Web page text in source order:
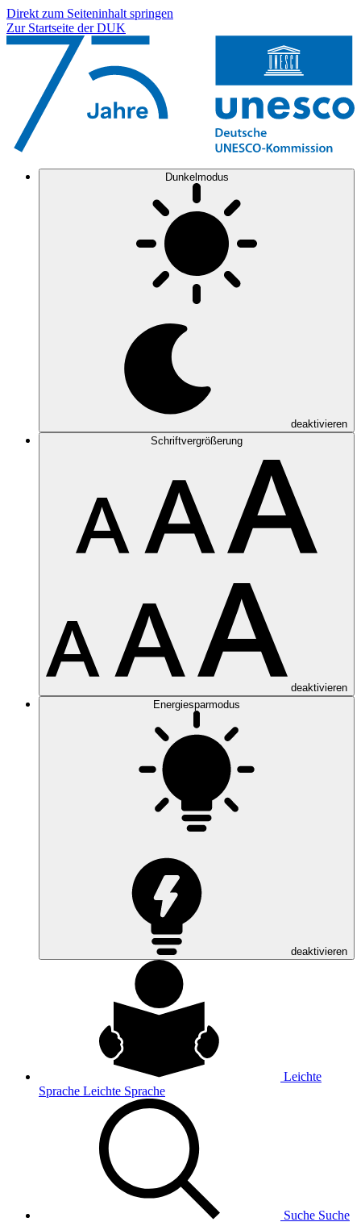
Direkt zum Seiteninhalt springen
Zur Startseite der DUK
Dunkelmodus
deaktivieren
Schriftvergrößerung
deaktivieren
Energiesparmodus
deaktivieren
Leichte
Sprache Leichte Sprache
Suche Suche